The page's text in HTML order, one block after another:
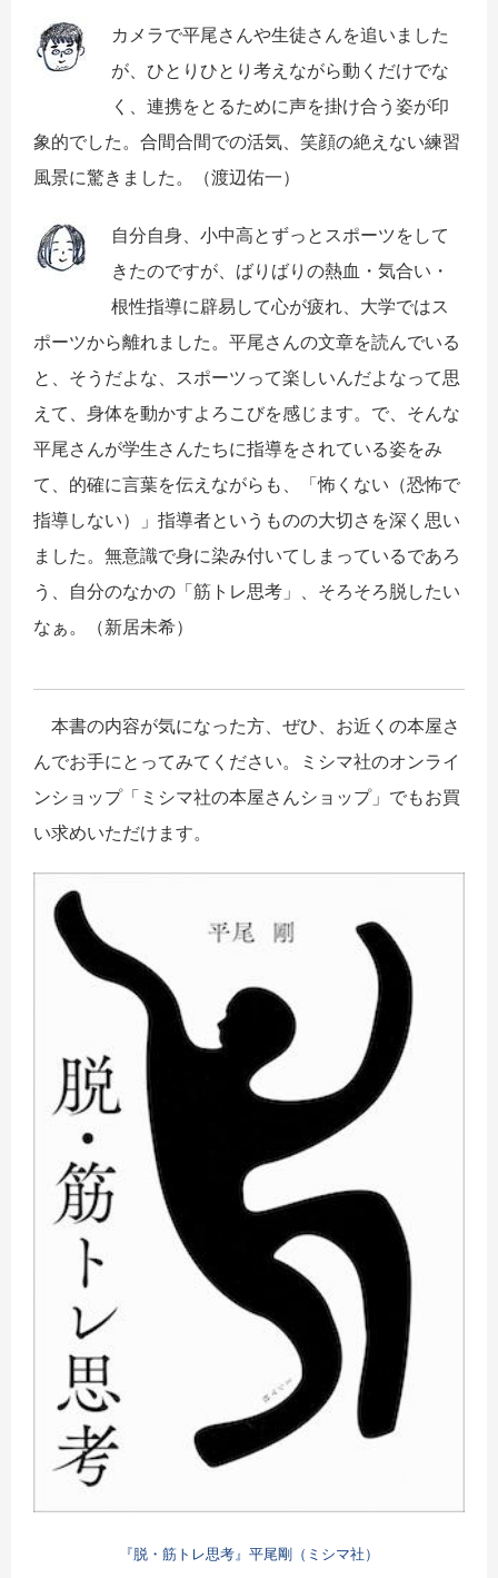
カメラで平尾さんや生徒さんを追いました
が、ひとりひとり考えながら動くだけでな
く、連携をとるために声を掛け合う姿が印
象的でした。合間合間での活気、笑顔の絶えない練習
風景に驚きました。
（渡辺佑一）
自分自身、小中高とずっとスポーツをして
きたのですが、ばりばりの熱血・気合い・
根性指導に辟易して心が疲れ、大学ではス
ポーツから離れました。平尾さんの文章を読んでいる
と、そうだよな、スポーツって楽しいんだよなって思
えて、身体を動かすよろこびを感じます。で、そんな
平尾さんが学生さんたちに指導をされている姿をみ
て、的確に言葉を伝えながらも、「怖くない（恐怖で
指導しない）」指導者というものの大切さを深く思い
ました。無意識で身に染み付いてしまっているであろ
う、自分のなかの「筋トレ思考」、そろそろ脱したい
なぁ。（新居未希）
本書の内容が気になった方、ぜひ、お近くの本屋さ
んでお手にとってみてください。ミシマ社のオンライ
ンショップ「ミシマ社の本屋さんショップ」でもお買
い求めいただけます。
『脱・筋トレ思考』平尾剛（ミシマ社）